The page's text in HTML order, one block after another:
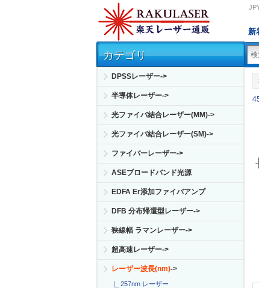
新
カテゴリ
DPSSレーザー->
半導体レーザー->
光ファイバ結合レーザー(MM)->
光ファイバ結合レーザー(SM)->
ファイバーレーザー->
ASEブロードバンド光源
EDFA Er添加ファイバアンプ
DFB 分布帰還型レーザー->
狭線幅 ラマンレーザー->
超高速レーザー->
レーザー波長(nm)->
|_ 257nm レーザー